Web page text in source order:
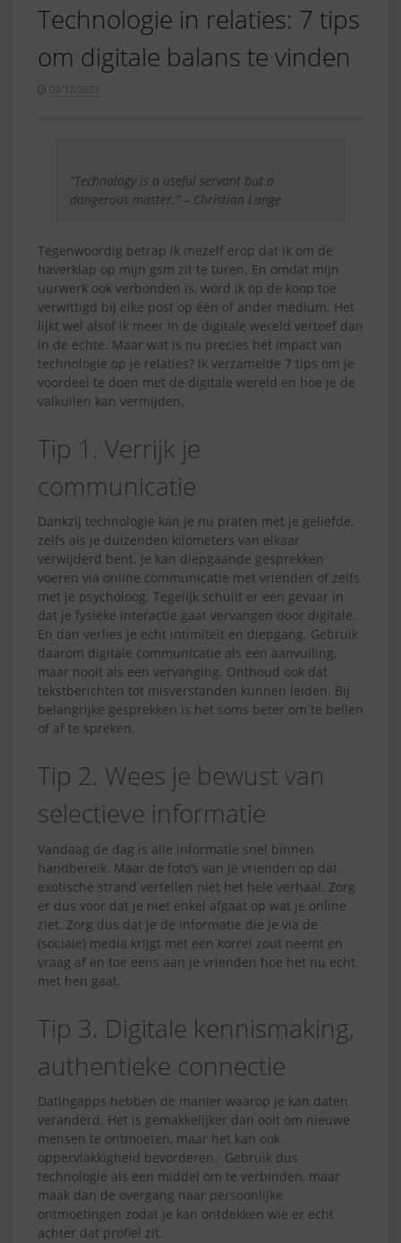
Technologie in relaties: 7 tips
om digitale balans te vinden
09/12/2023
“Technology is a useful servant but a
dangerous master.” – Christian Lange
Tegenwoordig betrap ik mezelf erop dat ik om de
haverklap op mijn gsm zit te turen. En omdat mijn
uurwerk ook verbonden is, word ik op de koop toe
verwittigd bij elke post op één of ander medium. Het
lijkt wel alsof ik meer in de digitale wereld vertoef dan
in de echte. Maar wat is nu precies het impact van
technologie op je relaties? Ik verzamelde 7 tips om je
voordeel te doen met de digitale wereld en hoe je de
valkuilen kan vermijden.
Tip 1. Verrijk je
communicatie
Dankzij technologie kan je nu praten met je geliefde,
zelfs als je duizenden kilometers van elkaar
verwijderd bent. Je kan diepgaande gesprekken
voeren via online communicatie met vrienden of zelfs
met je psycholoog. Tegelijk schuilt er een gevaar in
dat je fysieke interactie gaat vervangen door digitale.
En dan verlies je echt intimiteit en diepgang. Gebruik
daarom digitale communicatie als een aanvulling,
maar nooit als een vervanging. Onthoud ook dat
tekstberichten tot misverstanden kunnen leiden. Bij
belangrijke gesprekken is het soms beter om te bellen
of af te spreken.
Tip 2. Wees je bewust van
selectieve informatie
Vandaag de dag is alle informatie snel binnen
handbereik. Maar de foto’s van je vrienden op dat
exotische strand vertellen niet het hele verhaal. Zorg
er dus voor dat je niet enkel afgaat op wat je online
ziet. Zorg dus dat je de informatie die je via de
(sociale) media krijgt met een korrel zout neemt en
vraag af en toe eens aan je vrienden hoe het nu echt
met hen gaat.
Tip 3. Digitale kennismaking,
authentieke connectie
Datingapps hebben de manier waarop je kan daten
veranderd. Het is gemakkelijker dan ooit om nieuwe
mensen te ontmoeten, maar het kan ook
oppervlakkigheid bevorderen. Gebruik dus
technologie als een middel om te verbinden, maar
maak dan de overgang naar persoonlijke
ontmoetingen zodat je kan ontdekken wie er echt
achter dat profiel zit.